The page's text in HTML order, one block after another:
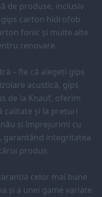
de produse, inclusiv
carton hidrofob
fonic și multe alte
renovare.
– fie că alegeți gips
acustică, gips
de la Knauf, oferim
calitate și la prețuri
și împrejurimi cu
garantând integritatea
produs.
celor mai bune
și a unei game variate